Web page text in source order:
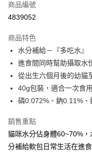
信用卡分期付款
合作金庫商業銀行
華南商業銀行
上海商業儲蓄銀行
國泰世華商業銀行
臺灣中小企業銀行
匯豐（台灣）商業銀行
聯邦商業銀行
元大商業銀行
台新國際商業銀行
台灣樂天信用卡公司
6 期 0 利率 每期
華南商業銀行
上海商業儲蓄銀行
國泰世華商業銀行
臺灣中小企業銀行
聯邦商業銀行
元大商業銀行
玉山商業銀行
超商取貨付款
LINE Pay
Apple Pay
街口支付
悠遊付
商品編號
4839052
商品特色
水分補給－『多吃水』
進食間同時幫助攝取水
從出生六個月後的幼貓
40g包裝，適合一次食用
磷0.072%、鈉0.11%
銷售重點
貓咪水分佔身體60~70%
分補給軟包日常生活在進